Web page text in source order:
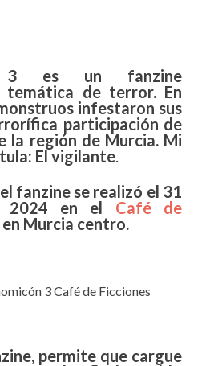
3 es un fanzine
temática de terror. En
infestaron sus
participación de
la región de Murcia. Mi
El vigilante.
fanzine se realizó el 31
2024 en el Café de
Murcia centro.
permite que cargue